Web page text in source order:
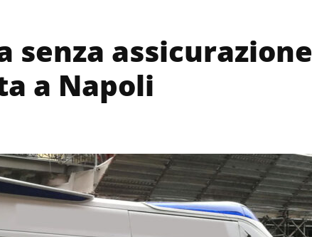
senza assicurazione
a Napoli